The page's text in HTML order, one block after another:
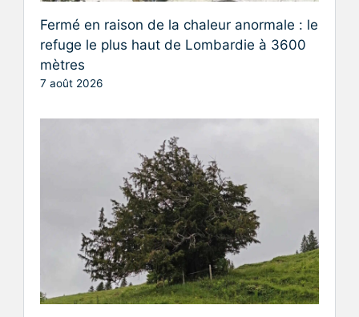
Fermé en raison de la chaleur anormale : le
refuge le plus haut de Lombardie à 3600
mètres
7 août 2026